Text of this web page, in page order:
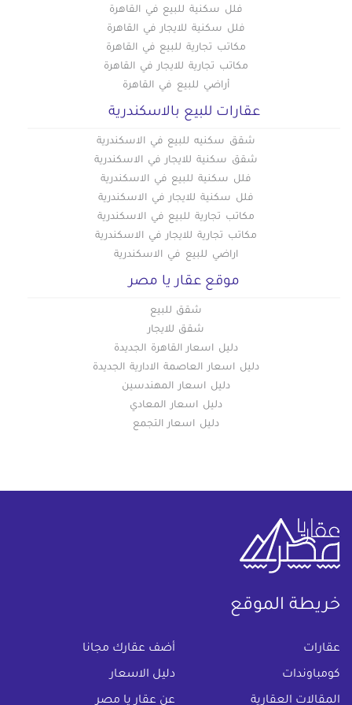
فلل سكنية للبيع في القاهرة
فلل سكنية للايجار في القاهرة
مكاتب تجارية للبيع في القاهرة
مكاتب تجارية للايجار في القاهرة
أراضي للبيع في القاهرة
عقارات للبيع بالاسكندرية
شقق سكنيه للبيع في الاسكندرية
شقق سكنية للايجار في الاسكندرية
فلل سكنية للبيع في الاسكندرية
فلل سكنية للايجار في الاسكندرية
مكاتب تجارية للبيع في الاسكندرية
مكاتب تجارية للايجار في الاسكندرية
اراضي للبيع في الاسكندرية
موقع عقار يا مصر
شقق للبيع
شقق للايجار
دليل اسعار القاهرة الجديدة
دليل اسعار العاصمة الادارية الجديدة
دليل اسعار المهندسين
دليل اسعار المعادي
دليل اسعار التجمع
خريطة الموقع
عقارات أضف عقارك مجانا
كومباوندات دليل الاسعار
المقالات العقارية عن عقار يا مصر